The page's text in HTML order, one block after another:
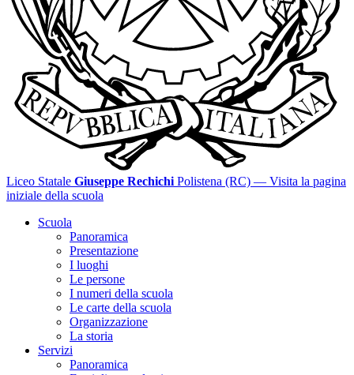
Liceo Statale Giuseppe Rechichi Polistena (RC) — Visita la pagina
iniziale della scuola
Scuola
Panoramica
Presentazione
I luoghi
Le persone
I numeri della scuola
Le carte della scuola
Organizzazione
La storia
Servizi
Panoramica